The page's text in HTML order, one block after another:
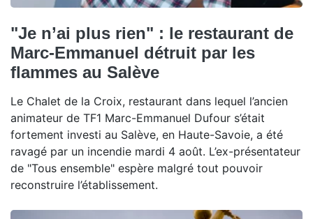
"Je n’ai plus rien" : le restaurant de
Marc-Emmanuel détruit par les
flammes au Salève
Le Chalet de la Croix, restaurant dans lequel l’ancien
animateur de TF1 Marc-Emmanuel Dufour s’était
fortement investi au Salève, en Haute-Savoie, a été
ravagé par un incendie mardi 4 août. L’ex-présentateur
de "Tous ensemble" espère malgré tout pouvoir
reconstruire l’établissement.